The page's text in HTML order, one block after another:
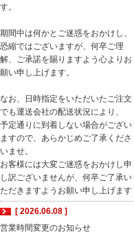
す。
期間中は何かとご迷惑をおかけし、
恐縮ではございますが、何卒ご理
解、ご承諾を賜りますよう心よりお
願い申し上げます。
なお、日時指定をいただいたご注文
でも運送会社の配送状況により、
予定通りに到着しない場合がござい
ますので、あらかじめご了承くださ
いませ。
お客様には大変ご迷惑をおかけし申
し訳ございませんが、何卒ご了承い
ただきますようお願い申し上げます
[ 2026.06.08 ]
営業時間変更のお知らせ